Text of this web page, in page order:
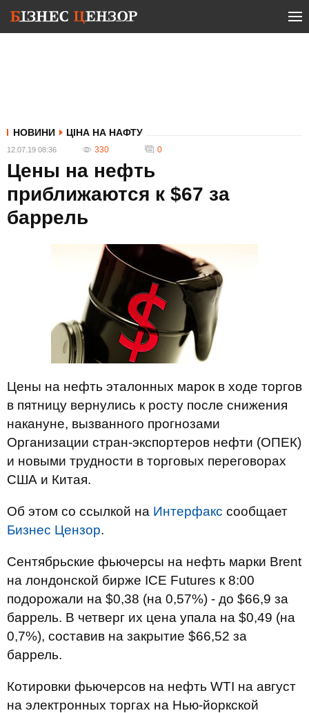
НОВИНИ ЦІНА НА НАФТУ
12.07.19 08:36 330 0
Цены на нефть
приближаются к $67 за
баррель
Цены на нефть эталонных марок в ходе торгов
в пятницу вернулись к росту после снижения
накануне, вызванного прогнозами
Организации стран-экспортеров нефти (ОПЕК)
и новыми трудности в торговых переговорах
США и Китая.
Об этом со ссылкой на Интерфакс сообщает
Бизнес Цензор.
Сентябрьские фьючерсы на нефть марки Brent
на лондонской бирже ICE Futures к 8:00
подорожали на $0,38 (на 0,57%) - до $66,9 за
баррель. В четверг их цена упала на $0,49 (на
0,7%), составив на закрытие $66,52 за
баррель.
Котировки фьючерсов на нефть WTI на август
на электронных торгах на Нью-йоркской